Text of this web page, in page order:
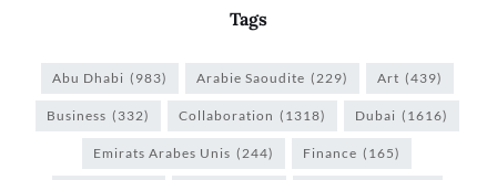
Tags
Abu Dhabi (983) Arabie Saoudite (229) Art (439)
Business (332) Collaboration (1318) Dubai (1616)
Emirats Arabes Unis (244) Finance (165)